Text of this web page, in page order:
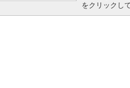
をクリックし